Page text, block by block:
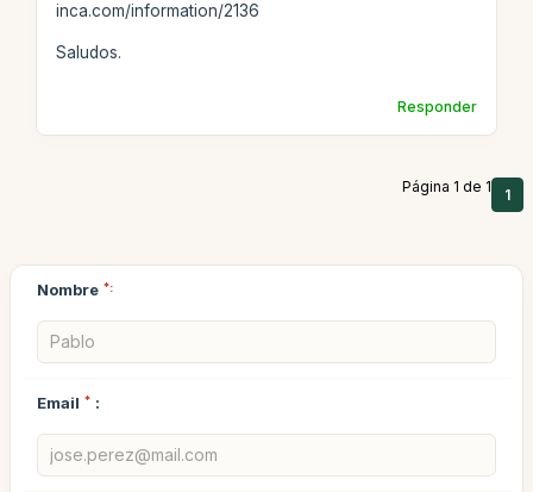
inca.com/information/2136
Saludos.
Responder
Página 1 de 1 1
Nombre *:
Email * :